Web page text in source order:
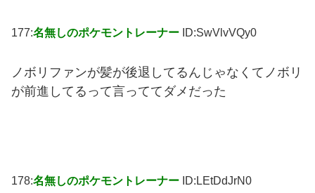
177:名無しのポケモントレーナー ID:SwVlvVQy0
ノボリファンが髪が後退してるんじゃなくてノボリ
が前進してるって言っててダメだった
178:名無しのポケモントレーナー ID:LEtDdJrN0